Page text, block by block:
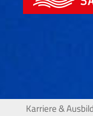
Karriere &